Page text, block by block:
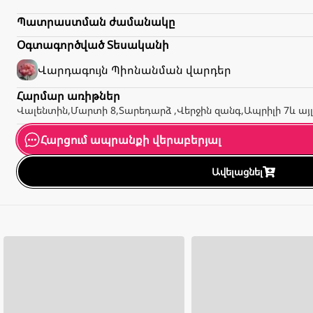
Պատրաստման ժամանակը
Օգտագործված Տեսականի
Վարդագույն Պիոնանման վարդեր
Հարմար առիթներ
Վալենտին,Մարտի 8,Տարեդարձ ,Վերջին զանգ,Ապրիլի 7և
Հարցում ապրանքի վերաբերյալ
Ավելացնել